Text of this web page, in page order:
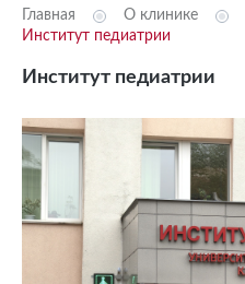
Главная О клинике
Институт педиатрии
Институт педиатрии